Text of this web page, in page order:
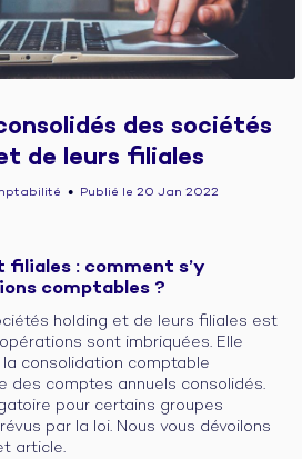
des sociétés
de leurs filiales
● Publié le 20 Jan 2022
: comment s’y
comptables ?
holding et de leurs filiales est
sont imbriquées. Elle
consolidation comptable
des comptes annuels consolidés.
pour certains groupes
par la loi. Nous vous dévoilons
article.